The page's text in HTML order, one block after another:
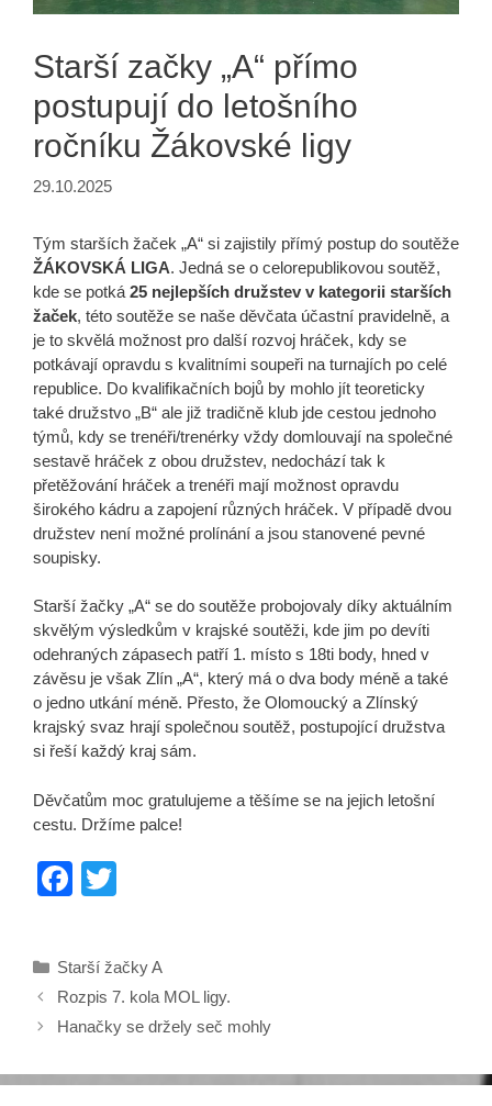
Starší začky „A“ přímo
postupují do letošního
ročníku Žákovské ligy
29.10.2025
Tým starších žaček „A“ si zajistily přímý postup do soutěže
ŽÁKOVSKÁ LIGA. Jedná se o celorepublikovou soutěž,
kde se potká 25 nejlepších družstev v kategorii starších
žaček, této soutěže se naše děvčata účastní pravidelně, a
je to skvělá možnost pro další rozvoj hráček, kdy se
potkávají opravdu s kvalitními soupeři na turnajích po celé
republice. Do kvalifikačních bojů by mohlo jít teoreticky
také družstvo „B“ ale již tradičně klub jde cestou jednoho
týmů, kdy se trenéři/trenérky vždy domlouvají na společné
sestavě hráček z obou družstev, nedochází tak k
přetěžování hráček a trenéři mají možnost opravdu
širokého kádru a zapojení různých hráček. V případě dvou
družstev není možné prolínání a jsou stanovené pevné
soupisky.
Starší žačky „A“ se do soutěže probojovaly díky aktuálním
skvělým výsledkům v krajské soutěži, kde jim po devíti
odehraných zápasech patří 1. místo s 18ti body, hned v
závěsu je však Zlín „A“, který má o dva body méně a také
o jedno utkání méně. Přesto, že Olomoucký a Zlínský
krajský svaz hrají společnou soutěž, postupojící družstva
si řeší každý kraj sám.
Děvčatům moc gratulujeme a těšíme se na jejich letošní
cestu. Držíme palce!
F
e
b
o
er
Rubriky
Starší žačky A
Rozpis 7. kola MOL ligy.
Hanačky se držely seč mohly